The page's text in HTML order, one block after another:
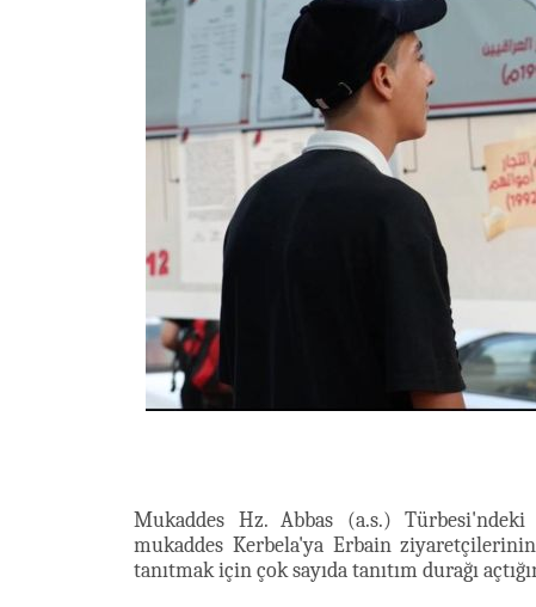
Mukaddes Hz. Abbas (a.s.)
mukaddes Kerbela'ya Erbain
tanıtmak için çok sayıda tanıtım durağı